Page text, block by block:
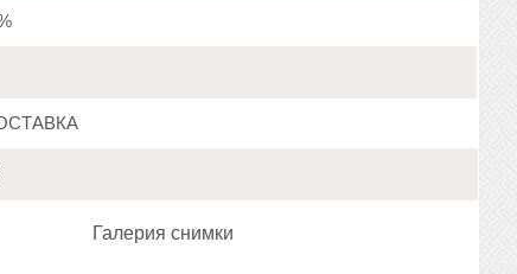
Галерия снимки